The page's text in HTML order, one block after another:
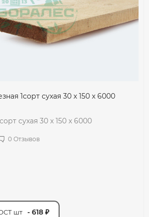
1сорт сухая 30 х 150 х 6000
сухая 30 х 150 х 6000
0 Отзывов
шт - 618 ₽